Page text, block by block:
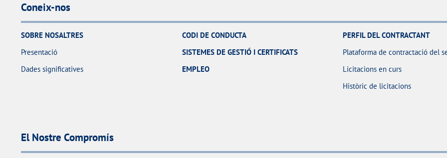
Coneix-nos
SOBRE NOSALTRES
Presentació
Dades significatives
CODI DE CONDUCTA
SISTEMES DE GESTIÓ I CERTIFICATS
EMPLEO
PERFIL DEL CONTRACTANT
Plataforma de contractació del
Licitacions en curs
Històric de licitacions
El Nostre Compromís